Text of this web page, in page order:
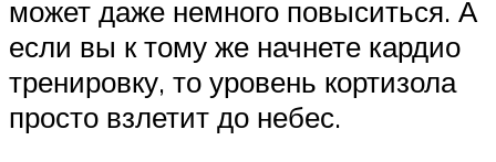
может даже немного повыситься. А
если вы к тому же начнете кардио
тренировку, то уровень кортизола
просто взлетит до небес.